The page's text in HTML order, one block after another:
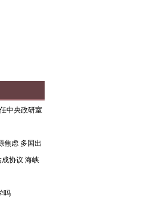
对
住三大增长引擎是什么？
中央政研室
焦虑 多国出
协议 海峡
吗